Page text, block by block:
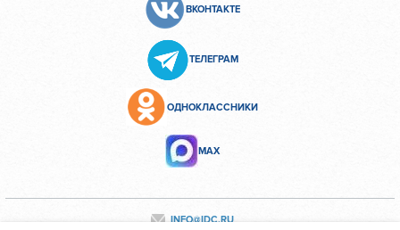
ВКОНТАКТЕ
ТЕЛЕГРАМ
ОДНОКЛАССНИКИ
МАХ
INFO@IDC.RU